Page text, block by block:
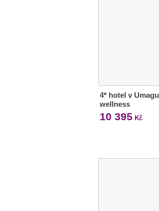
4* hotel v
wellness
10 395 Kč